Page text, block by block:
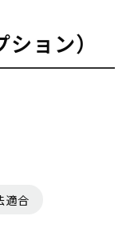
ョン）
適合